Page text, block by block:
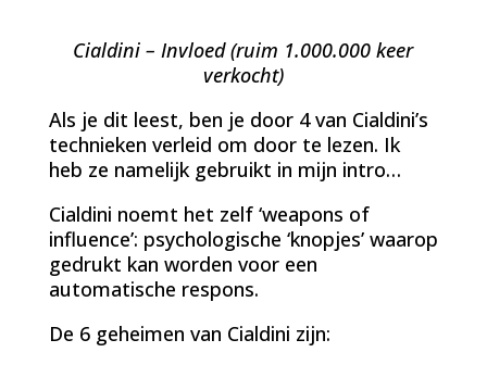
Cialdini – Invloed (ruim 1.000.000 keer
verkocht)
Als je dit leest, ben je door 4 van Cialdini’s
technieken verleid om door te lezen. Ik
heb ze namelijk gebruikt in mijn intro…
Cialdini noemt het zelf ‘weapons of
influence’: psychologische ‘knopjes’ waarop
gedrukt kan worden voor een
automatische respons.
De 6 geheimen van Cialdini zijn: